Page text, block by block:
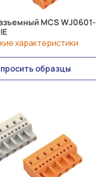
MCS WJ0601-
характеристики
образцы